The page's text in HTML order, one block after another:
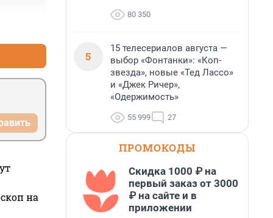
на
80 350
5
15 телесериалов августа —
выбор «Фонтанки»: «Коп-
звезда», новые «Тед Лассо»
и «Джек Ричер»,
«Одержимость»
55 999 27
ПРОМОКОДЫ
Скидка 1000 ₽ на
первый заказ от 3000
₽ на сайте и в
приложении